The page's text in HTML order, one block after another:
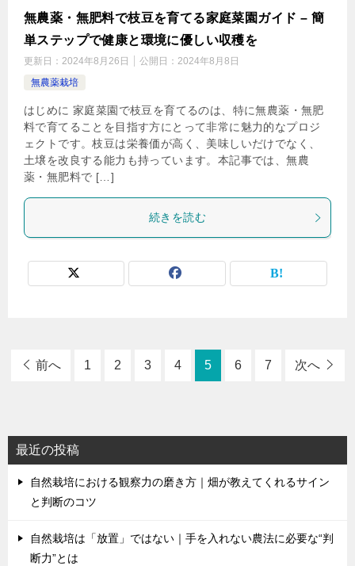
無農薬・無肥料で枝豆を育てる家庭菜園ガイド – 簡
単ステップで健康と環境に優しい収穫を
更新日： 2024年8月26日 公開日： 2024年8月8日
無農薬栽培
はじめに 家庭菜園で枝豆を育てるのは、特に無農薬・無肥
料で育てることを目指す方にとって非常に魅力的なプロジ
ェクトです。枝豆は栄養価が高く、美味しいだけでなく、
土壌を改良する能力も持っています。本記事では、無農
薬・無肥料で […]
続きを読む
前へ 1 2 3 4 5 6 7 次へ
最近の投稿
自然栽培における観察力の磨き方｜畑が教えてくれるサイン
と判断のコツ
自然栽培は「放置」ではない｜手を入れない農法に必要な“判
断力”とは